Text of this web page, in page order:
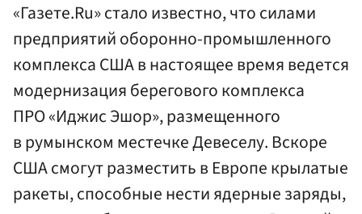
«Газете.Ru» стало известно, что силами
предприятий оборонно-промышленного
комплекса США в настоящее время ведется
модернизация берегового комплекса
ПРО «Иджис Эшор», размещенного
в румынском местечке Девеселу. Вскоре
США смогут разместить в Европе крылатые
ракеты, способные нести ядерные заряды,